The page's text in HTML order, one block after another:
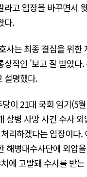
라고 입장을 바꾸면서
다.
사는 최종 결심을 위한
상적인 '보고 잘 받았다
설명했다.
이 21대 국회 임기(5
상병 사망 사건 수사
리하겠다는 입장이다.
해병대수사단에 외압
에 고발돼 수사를 받